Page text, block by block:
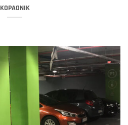
KOPAONIK